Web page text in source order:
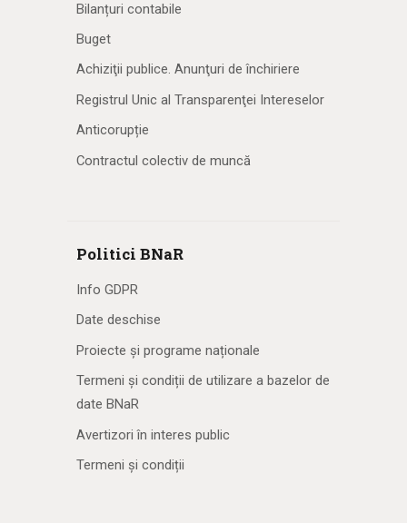
Bilanțuri contabile
Buget
Achiziţii publice. Anunţuri de închiriere
Registrul Unic al Transparenţei Intereselor
Anticorupție
Contractul colectiv de muncă
Politici BNaR
Info GDPR
Date deschise
Proiecte și programe naționale
Termeni și condiții de utilizare a bazelor de
date BNaR
Avertizori în interes public
Termeni și condiții